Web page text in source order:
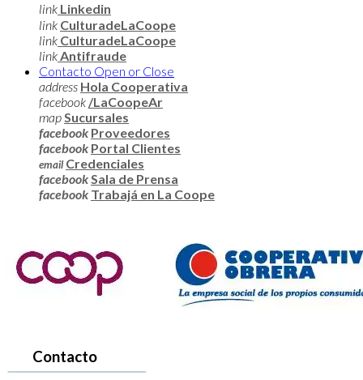
link Linkedin
link CulturadeLaCoope
link CulturadeLaCoope
linkAntifraude
Contacto Open or Close
address Hola Cooperativa
facebook /LaCoopeAr
mapSucursales
facebook Proveedores
facebook Portal Clientes
email Credenciales
facebookSala de Prensa
facebook Trabajá en La Coope
Contacto